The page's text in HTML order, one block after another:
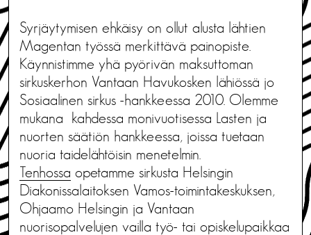
Syrjäytymisen ehkäisy on ollut alusta lähtien
Magentan työssä merkittävä painopiste.
Käynnistimme yhä pyörivän maksuttoman
sirkuskerhon Vantaan Havukosken lähiössä jo
Sosiaalinen sirkus -hankkeessa 2010. Olemme
mukana kahdessa monivuotisessa Lasten ja
nuorten säätiön hankkeessa, joissa tuetaan
nuoria taidelähtöisin menetelmin.
Tenhossa opetamme sirkusta Helsingin
Diakonissalaitoksen Vamos-toimintakeskuksen,
Ohjaamo Helsingin ja Vantaan
nuorisopalvelujen vailla työ- tai opiskelupaikkaa